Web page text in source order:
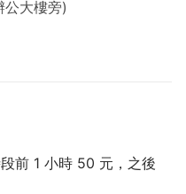
公大樓旁)
前 1 小時 50 元，之後